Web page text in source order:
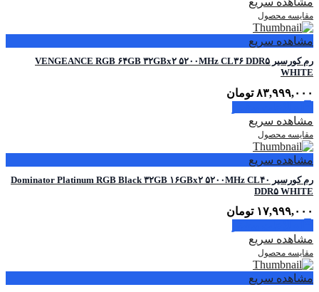
مقایسه محصول
مشاهده سریع
رم کورسیر VENGEANCE RGB ۶۴GB ۳۲GBx۲ ۵۲۰۰MHz CL۳۶ DDR۵
WHITE
۸۳,۹۹۹,۰۰۰ تومان
مشاهده سریع
مقایسه محصول
مشاهده سریع
رم کورسیر Dominator Platinum RGB Black ۳۲GB ۱۶GBx۲ ۵۲۰۰MHz CL۴۰
DDR۵ WHITE
۱۷,۹۹۹,۰۰۰ تومان
مشاهده سریع
مقایسه محصول
مشاهده سریع